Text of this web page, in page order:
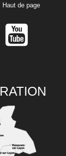
Haut de page